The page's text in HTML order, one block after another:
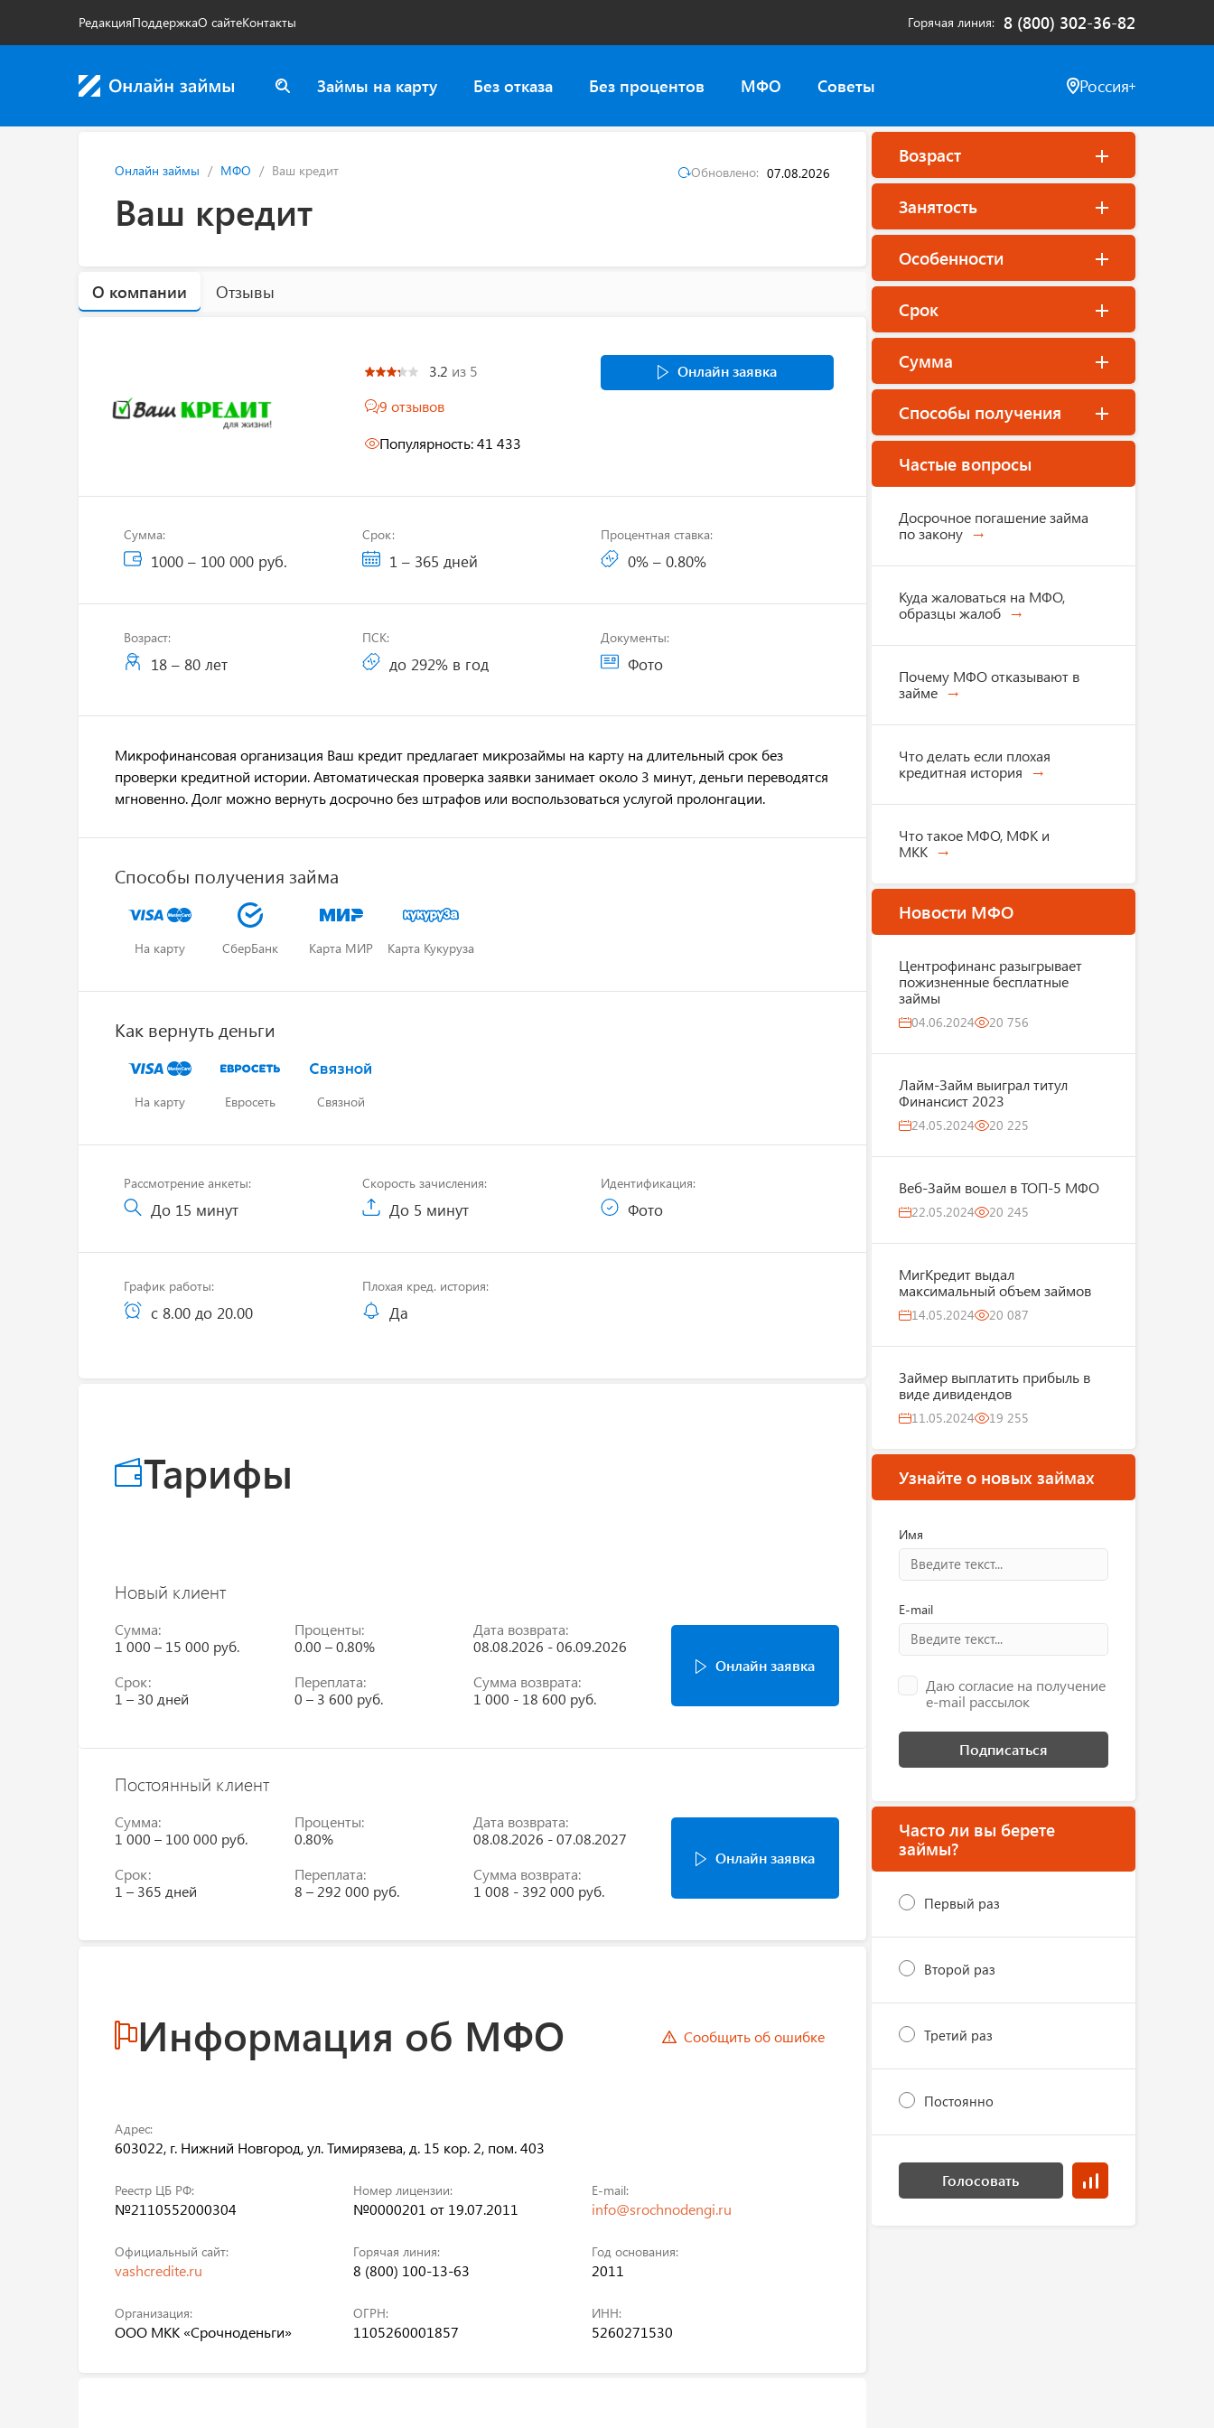
РедакцияПоддержкаО сайтеКонтакты Горячая линия 8 (800) 302-36-82
Займы на карту Без отказа Без процентов МФО Советы Россия
Онлайн займы МФО Ваш кредит
Ваш кредит
Обновлено: 07.08.2026
О компании Отзывы
3.2 из 5
9 отзывов
Популярность: 41 433
Онлайн заявка
Сумма:
1000 – 100 000 руб.
Срок:
1 – 365 дней
Процентная ставка:
0% – 0.80%
Возраст:
18 – 80 лет
ПСК:
до 292% в год
Документы:
Фото
Микрофинансовая организация Ваш кредит предлагает микрозаймы на карту на длительный срок без
проверки кредитной истории. Автоматическая проверка заявки занимает около 3 минут, деньги переводятся
мгновенно. Долг можно вернуть досрочно без штрафов или воспользоваться услугой пролонгации.
Способы получения займа
На карту СберБанк Карта МИР Карта Кукуруза
Как вернуть деньги
На карту Евросеть Связной
Рассмотрение анкеты:
До 15 минут
Скорость зачисления:
До 5 минут
Идентификация:
Фото
График работы:
с 8.00 до 20.00
Плохая кред. история:
Да
Тарифы
Новый клиент
Сумма:
1 000 – 15 000 руб.
Проценты:
0.00 – 0.80%
Дата возврата:
08.08.2026 - 06.09.2026
Срок:
1 – 30 дней
Переплата:
0 – 3 600 руб.
Сумма возврата:
1 000 - 18 600 руб.
Онлайн заявка
Постоянный клиент
Сумма:
1 000 – 100 000 руб.
Проценты:
0.80%
Дата возврата:
08.08.2026 - 07.08.2027
Срок:
1 – 365 дней
Переплата:
8 – 292 000 руб.
Сумма возврата:
1 008 - 392 000 руб.
Онлайн заявка
Информация об МФО Сообщить об ошибке
Адрес:
603022, г. Нижний Новгород, ул. Тимирязева, д. 15 кор. 2, пом. 403
Реестр ЦБ РФ:
№2110552000304
Номер лицензии:
№0000201 от 19.07.2011
E-mail:
info@srochnodengi.ru
Официальный сайт:
vashcredite.ru
Горячая линия:
8 (800) 100-13-63
Год основания:
2011
Организация:
ООО МКК «Срочноденьги»
ОГРН:
1105260001857
ИНН:
5260271530
Возраст
Занятость
Особенности
Срок
Сумма
Способы получения
Частые вопросы
Досрочное погашение займа
по закону
Куда жаловаться на МФО,
образцы жалоб
Почему МФО отказывают в
займе
Что делать если плохая
кредитная история
Что такое МФО, МФК и
МКК
Новости МФО
Центрофинанс разыгрывает
пожизненные бесплатные
займы
04.06.2024 20 756
Лайм-Займ выиграл титул
Финансист 2023
24.05.2024 20 225
Веб-Займ вошел в ТОП-5 МФО
22.05.2024 20 245
МигКредит выдал
максимальный объем займов
14.05.2024 20 087
Займер выплатить прибыль в
виде дивидендов
11.05.2024 19 255
Узнайте о новых займах
Имя
E-mail
Даю согласие на получение
e-mail рассылок
Подписаться
Часто ли вы берете
займы?
Первый раз
Второй раз
Третий раз
Постоянно
Голосовать